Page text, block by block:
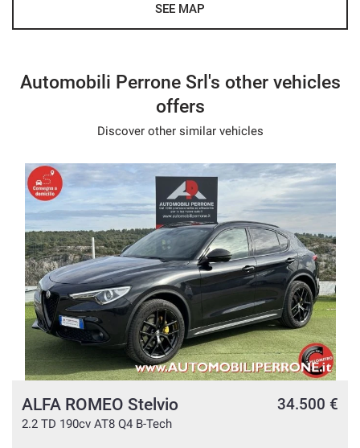
- Wir sprechen Deutsch
- Hablamos español
Multifunction steering wheel
SEE MAP
Automobili Perrone Srl's other vehicles
offers
Discover other similar vehicles
ALFA ROMEO Stelvio
2.2 TD 190cv AT8 Q4 B-Tech
34.500 €